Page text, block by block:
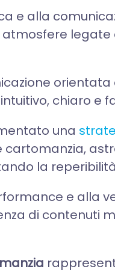
e alla
chiaro e
una
la
e alla
di contenuti